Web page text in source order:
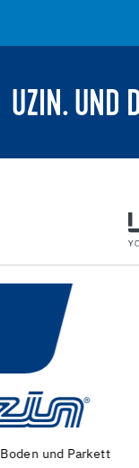
UZIN. UND
Maschinen und